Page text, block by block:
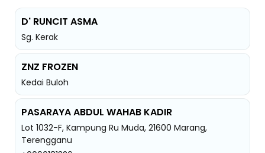
D' RUNCIT ASMA
Sg. Kerak
ZNZ FROZEN
Kedai Buloh
PASARAYA ABDUL WAHAB KADIR
Lot 1032-F, Kampung Ru Muda, 21600 Marang,
Terengganu